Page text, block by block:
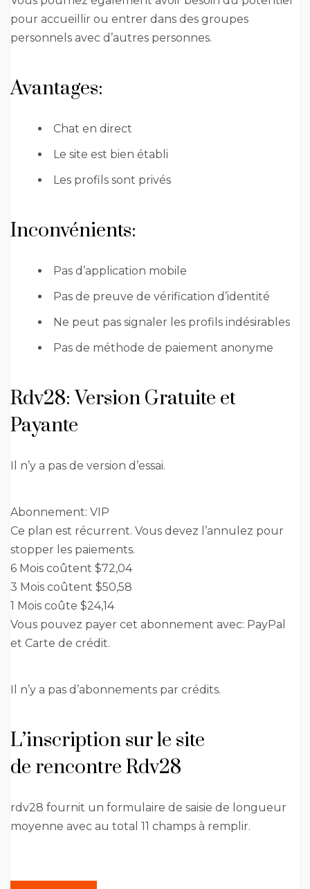
pour accueillir ou entrer dans des groupes
personnels avec d’autres personnes.
Avantages:
Chat en direct
Le site est bien établi
Les profils sont privés
Inconvénients:
Pas d’application mobile
Pas de preuve de vérification d’identité
Ne peut pas signaler les profils indésirables
Pas de méthode de paiement anonyme
Rdv28: Version Gratuite et
Payante
Il n’y a pas de version d’essai.
Abonnement: VIP
Ce plan est récurrent. Vous devez l’annulez pour
stopper les paiements.
6 Mois coûtent $72,04
3 Mois coûtent $50,58
1 Mois coûte $24,14
Vous pouvez payer cet abonnement avec: PayPal
et Carte de crédit.
Il n’y a pas d’abonnements par crédits.
L’inscription sur le site
de rencontre Rdv28
rdv28 fournit un formulaire de saisie de longueur
moyenne avec au total 11 champs à remplir.